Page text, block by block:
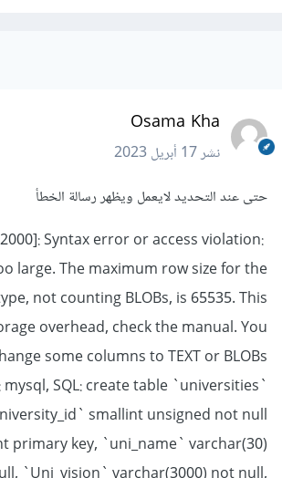
Osama Kha
نشر17 أبريل 2023
حتى عند التحديد لايعمل ويظهر رسالة الخطأ
Syntax error or access violation:
large. The maximum row size for the
not counting BLOBs, is 65535. This
overhead, check the manual. You
some columns to TEXT or BLOBs
mysql, SQL: create table `universities`
smallint unsigned not null
primary key, `uni_name` varchar(30)